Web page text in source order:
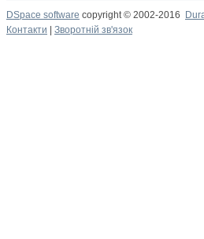
DSpace software copyright © 2002-2016
Контакти
Зворотній зв'язок